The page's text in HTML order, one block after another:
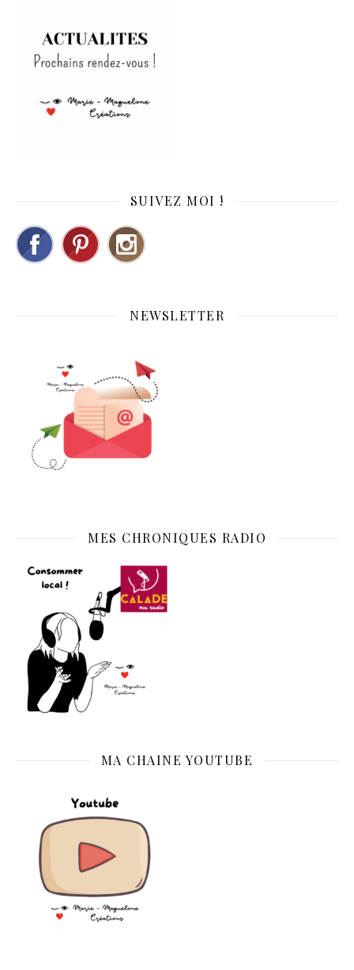
SUIVEZ MOI !
NEWSLETTER
MES CHRONIQUES RADIO
MA CHAINE YOUTUBE